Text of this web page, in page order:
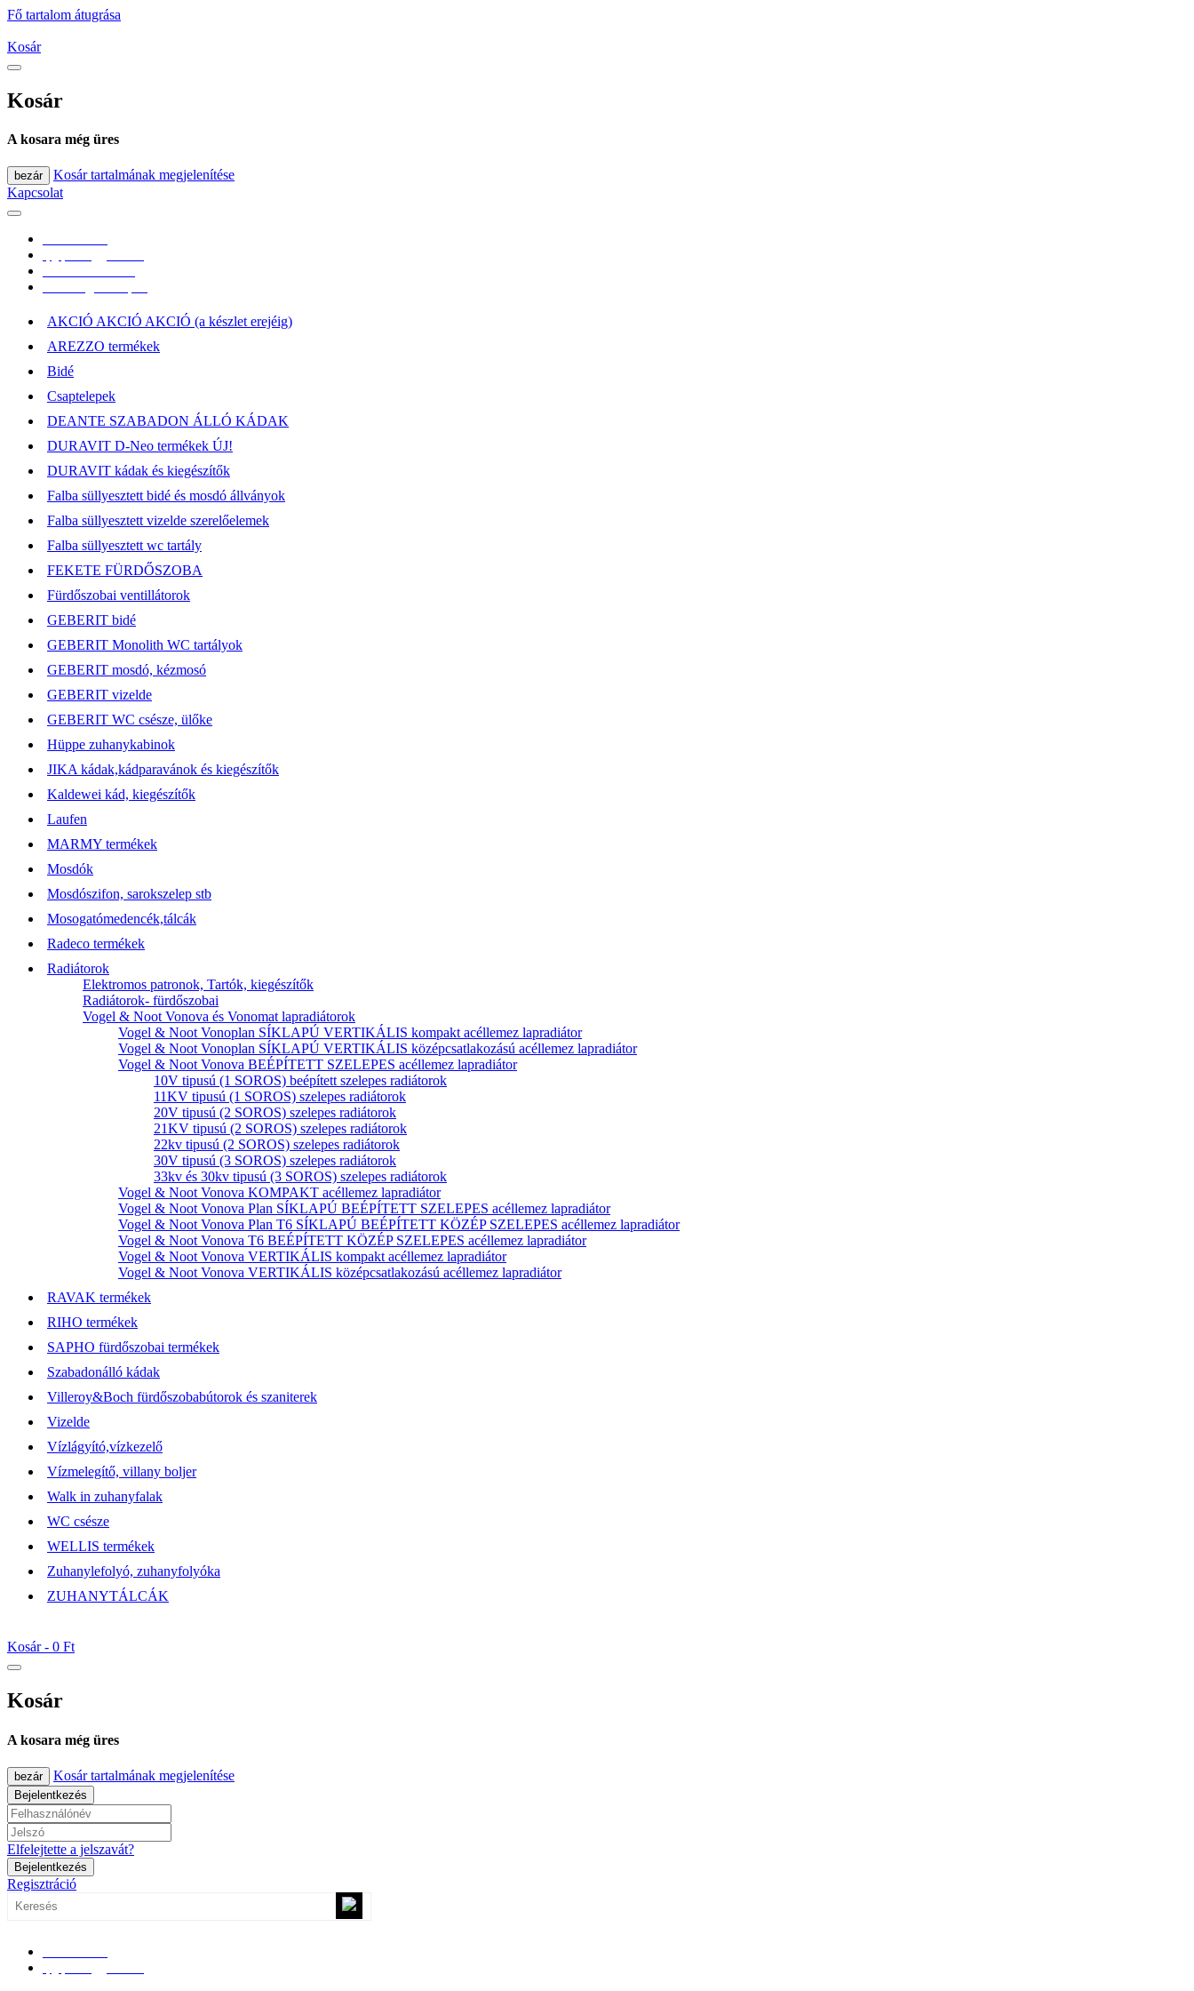
Fő tartalom átugrása
Kosár
Kosár
A kosara még üres
bezár
Kosár tartalmának megjelenítése
Kapcsolat
AKCIÓ AKCIÓ AKCIÓ (a készlet erejéig)
AREZZO termékek
Bidé
Csaptelepek
DEANTE SZABADON ÁLLÓ KÁDAK
DURAVIT D-Neo termékek ÚJ!
DURAVIT kádak és kiegészítők
Falba süllyesztett bidé és mosdó állványok
Falba süllyesztett vizelde szerelőelemek
Falba süllyesztett wc tartály
FEKETE FÜRDŐSZOBA
Fürdőszobai ventillátorok
GEBERIT bidé
GEBERIT Monolith WC tartályok
GEBERIT mosdó, kézmosó
GEBERIT vizelde
GEBERIT WC csésze, ülőke
Hüppe zuhanykabinok
JIKA kádak,kádparavánok és kiegészítők
Kaldewei kád, kiegészítők
Laufen
MARMY termékek
Mosdók
Mosdószifon, sarokszelep stb
Mosogatómedencék,tálcák
Radeco termékek
Radiátorok
Elektromos patronok, Tartók, kiegészítők
Radiátorok- fürdőszobai
Vogel & Noot Vonova és Vonomat lapradiátorok
Vogel & Noot Vonoplan SÍKLAPÚ VERTIKÁLIS kompakt acéllemez lapradiátor
Vogel & Noot Vonoplan SÍKLAPÚ VERTIKÁLIS középcsatlakozású acéllemez lapradiátor
Vogel & Noot Vonova BEÉPÍTETT SZELEPES acéllemez lapradiátor
10V tipusú (1 SOROS) beépített szelepes radiátorok
11KV tipusú (1 SOROS) szelepes radiátorok
20V tipusú (2 SOROS) szelepes radiátorok
21KV tipusú (2 SOROS) szelepes radiátorok
22kv tipusú (2 SOROS) szelepes radiátorok
30V tipusú (3 SOROS) szelepes radiátorok
33kv és 30kv tipusú (3 SOROS) szelepes radiátorok
Vogel & Noot Vonova KOMPAKT acéllemez lapradiátor
Vogel & Noot Vonova Plan SÍKLAPÚ BEÉPÍTETT SZELEPES acéllemez lapradiátor
Vogel & Noot Vonova Plan T6 SÍKLAPÚ BEÉPÍTETT KÖZÉP SZELEPES acéllemez lapradiátor
Vogel & Noot Vonova T6 BEÉPÍTETT KÖZÉP SZELEPES acéllemez lapradiátor
Vogel & Noot Vonova VERTIKÁLIS kompakt acéllemez lapradiátor
Vogel & Noot Vonova VERTIKÁLIS középcsatlakozású acéllemez lapradiátor
RAVAK termékek
RIHO termékek
SAPHO fürdőszobai termékek
Szabadonálló kádak
Villeroy&Boch fürdőszobabútorok és szaniterek
Vizelde
Vízlágyító,vízkezelő
Vízmelegítő, villany boljer
Walk in zuhanyfalak
WC csésze
WELLIS termékek
Zuhanylefolyó, zuhanyfolyóka
ZUHANYTÁLCÁK
Kosár - 0 Ft
Kosár
A kosara még üres
bezár Kosár tartalmának megjelenítése
Bejelentkezés
Elfelejtette a jelszavát?
Bejelentkezés
Regisztráció